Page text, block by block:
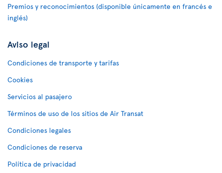
Premios y reconocimientos (disponible únicamente en francés e
inglés)
Aviso legal
Condiciones de transporte y tarifas
Cookies
Servicios al pasajero
Términos de uso de los sitios de Air Transat
Condiciones legales
Condiciones de reserva
Política de privacidad